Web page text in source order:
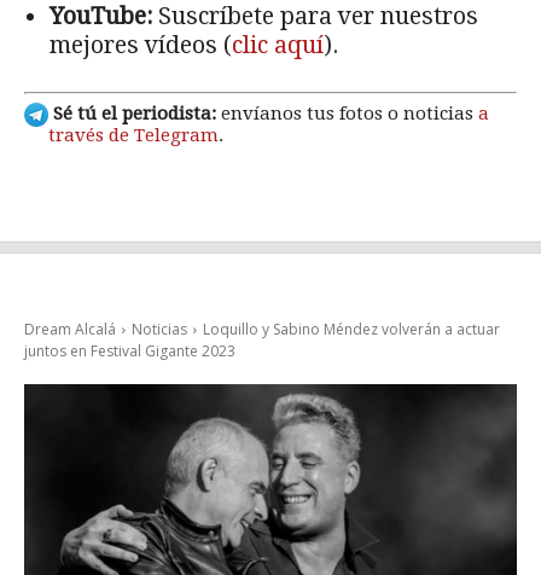
YouTube: Suscríbete para ver nuestros
mejores vídeos (clic aquí).
Sé tú el periodista: envíanos tus fotos o noticias a
través de Telegram.